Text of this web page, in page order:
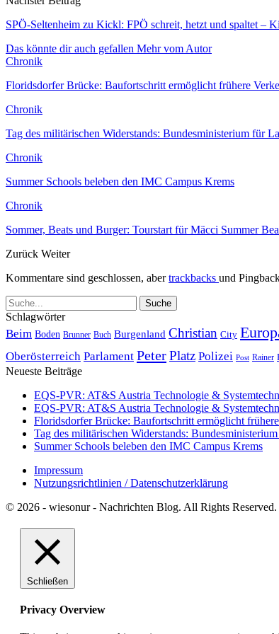
SPÖ-Seltenheim zu Kickl: FPÖ schreit, hetzt und spaltet –
Das könnte dir auch gefallen Mehr vom Autor
Chronik
Floridsdorfer Brücke: Baufortschritt ermöglicht frühere
Chronik
Tag des militärischen Widerstands: Bundesministerium für
Chronik
Summer Schools beleben den IMC Campus Krems
Chronik
Sommer, Beats und Burger: Tourstart für Mäcci Summer
Zurück Weiter
Kommentare sind geschlossen, abertrackbacks und
Schlagwörter
Beim Boden Brunner Buch Burgenland Christian City
Oberösterreich Parlament PeterPlatz Polizei Post Rainer
Neueste Beiträge
EQS-PVR: AT&S Austria Technologie &
EQS-PVR: AT&S Austria Technologie &
Floridsdorfer Brücke: Baufortschritt ermöglicht
Tag des militärischen Widerstands:
Summer Schools beleben den IMC Campus Krems
Impressum
Nutzungsrichtlinien / Datenschutzerklärung
© 2026 - wiesonur - Nachrichten Blog. All Rights Reserved.
Schließen
Privacy Overview